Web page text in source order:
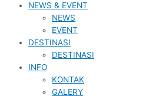
NEWS & EVENT
NEWS
EVENT
DESTINASI
DESTINASI
INFO
KONTAK
GALERY